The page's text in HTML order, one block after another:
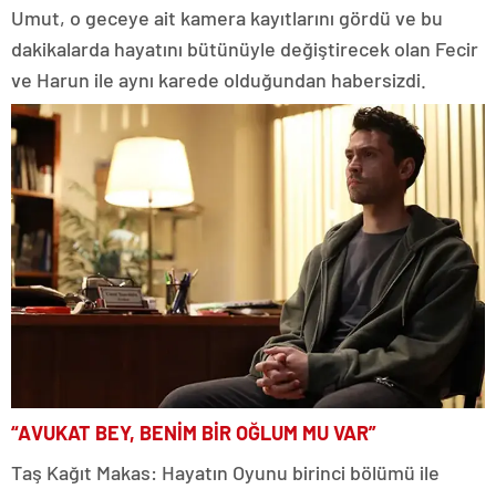
Umut, o geceye ait kamera kayıtlarını gördü ve bu
dakikalarda hayatını bütünüyle değiştirecek olan Fecir
ve Harun ile aynı karede olduğundan habersizdi.
“AVUKAT BEY, BENİM BİR OĞLUM MU VAR”
Taş Kağıt Makas: Hayatın Oyunu birinci bölümü ile